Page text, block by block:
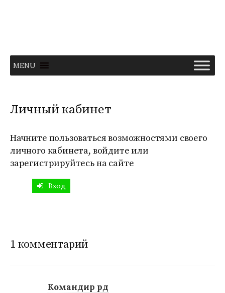
MENU
Личный кабинет
Начните пользоваться возможностями своего
личного кабинета, войдите или
зарегистрируйтесь на сайте
Вход
1 комментарий
Командир рд